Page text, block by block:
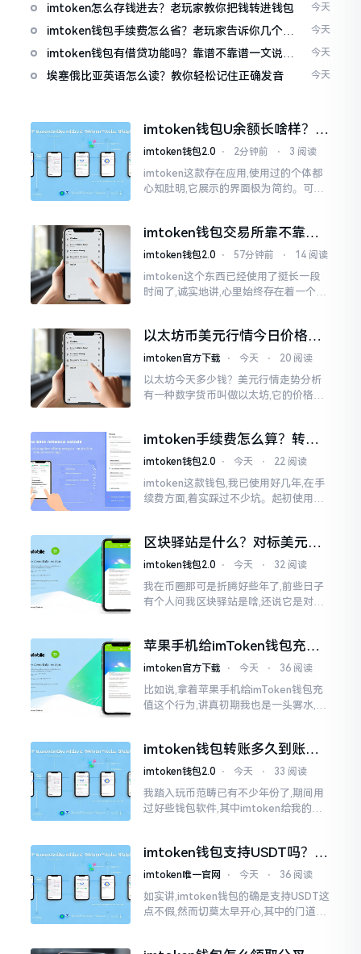
imtoken怎么存钱进去？老玩家教你把钱转进钱包 今天
imtoken钱包手续费怎么省？老玩家告诉你几个实
在招
今天
imtoken钱包有借贷功能吗？靠谱不靠谱一文说清
楚
今天
埃塞俄比亚英语怎么读？教你轻松记住正确发音 今天
imtoken钱包U余额长啥样？截
图这样看
imtoken钱包2.0 ⋅ 2分钟前 ⋅ 3 阅读
imtoken这款存在应用,使用过的个体都
心知肚明,它展示的界面极为简约。可是,
imtoken钱包交易所靠不靠
谱？老玩家说说心里话
imtoken钱包2.0 ⋅ 57分钟前 ⋅ 14 阅读
imtoken这个东西已经使用了挺长一段
时间了,诚实地讲,心里始终存在着一个疙
这个事情
以太坊币美元行情今日价格走
势分析，散户如何避免追涨杀
imtoken官方下载 ⋅ 今天 ⋅ 20 阅读
以太坊今天多少钱？美元行情走势分析
有一种数字货币叫做以太坊,它的价格走
率出现的一点点波动
imtoken手续费怎么算？转账
和交易所差别大了
imtoken钱包2.0 ⋅ 今天 ⋅ 22 阅读
imtoken这款钱包,我已使用好几年,在手
续费方面,着实踩过不少坑。起初使用时,
明白
区块驿站是什么？对标美元的
ETH到底咋回事
imtoken钱包2.0 ⋅ 今天 ⋅ 32 阅读
我在币圈那可是折腾好些年了,前些日子
有个人问我区块驿站是啥,还说它是对标
找了些资料
苹果手机给imToken钱包充
值，这几步别搞错
imtoken官方下载 ⋅ 今天 ⋅ 36 阅读
比如说,拿着苹果手机给imToken钱包充
值这个行为,讲真初期我也是一头雾水,搞
imtoken钱包转账多久到账？
一文说清楚
imtoken钱包2.0 ⋅ 今天 ⋅ 33 阅读
我踏入玩币范畴已有不少年份了,期间用
过好些钱包软件,其中imtoken给我的整
imtoken钱包支持USDT吗？转
账提现全攻略
imtoken唯一官网 ⋅ 今天 ⋅ 36 阅读
如实讲,imtoken钱包的确是支持USDT这
点不假,然而切莫太早开心,其中的门道是